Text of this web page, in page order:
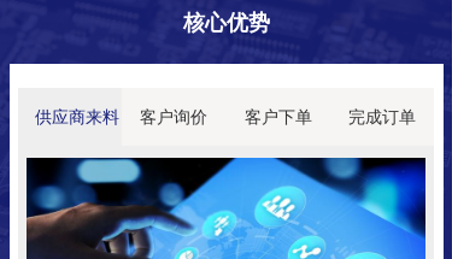
核心优势
供应商来料 客户询价 客户下单 完成订单